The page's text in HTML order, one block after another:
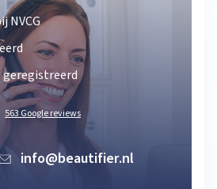
NVCG
geregistreerd
563 Google reviews
info@beautifier.nl